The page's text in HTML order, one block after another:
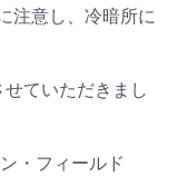
注意し、冷暗所に
ていただきまし
・フィールド